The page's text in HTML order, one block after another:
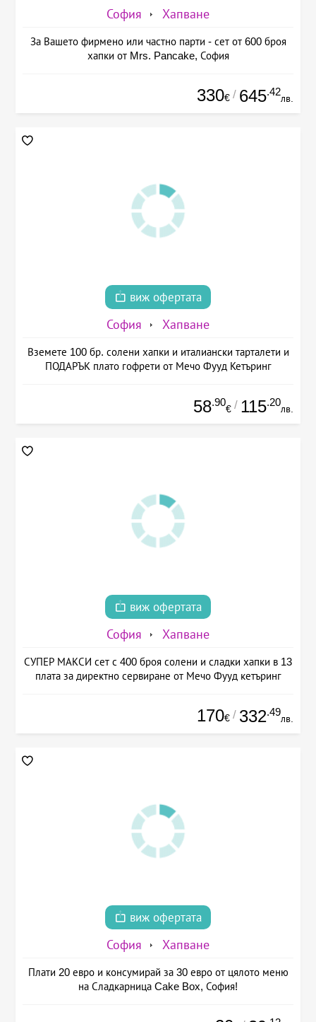
София Хапване
За Вашето фирмено или частно парти - сет от 600 броя
хапки от Mrs. Pancake, София
330€ / 645.42
лв.
виж офертата
София Хапване
Вземете 100 бр. солени хапки и италиански тарталети и
ПОДАРЪК плато гофрети от Мечо Фууд Кетъринг
58.90
€ / 115.20
лв.
виж офертата
София Хапване
СУПЕР МАКСИ сет с 400 броя солени и сладки хапки в 13
плата за директно сервиране от Мечо Фууд кетъринг
170€ / 332.49
лв.
виж офертата
София Хапване
Плати 20 евро и консумирай за 30 евро от цялото меню
на Сладкарница Cake Box, София!